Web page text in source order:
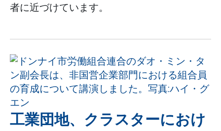
者に近づけています。
工業団地、クラスターにおけ